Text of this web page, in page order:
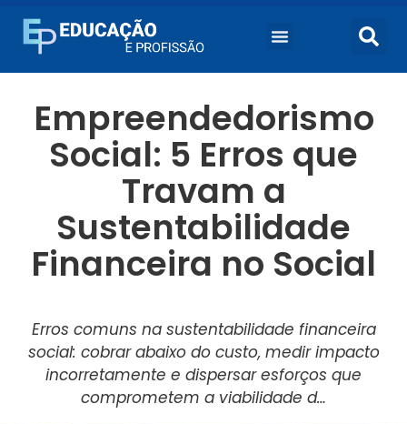
Empreendedorismo
Social: 5 Erros que
Travam a
Sustentabilidade
Financeira no Social
Erros comuns na sustentabilidade financeira
social: cobrar abaixo do custo, medir impacto
incorretamente e dispersar esforços que
comprometem a viabilidade d…